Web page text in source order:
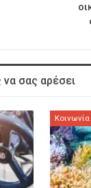
σας αρέσει
Κοινωνία